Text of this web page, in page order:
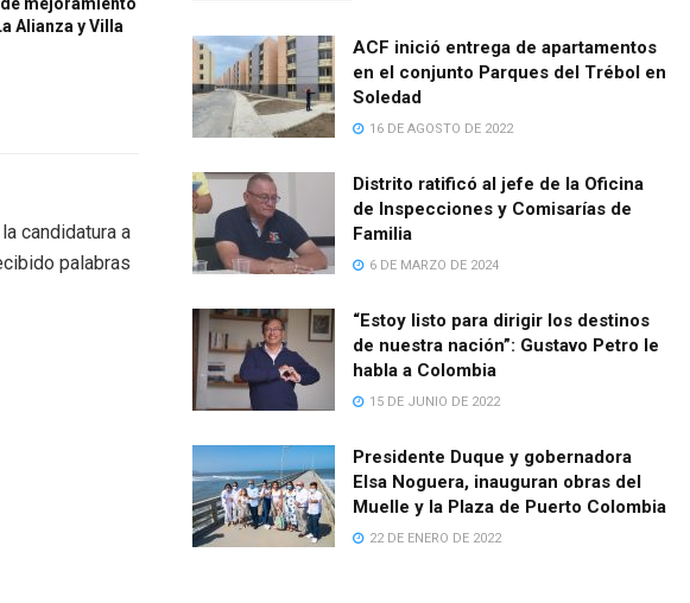
Alianza y Villa
candidatura a
palabras
ACF inició entrega de apartamentos
en el conjunto Parques del Trébol en
Soledad
16 DE AGOSTO DE 2022
Distrito ratificó al jefe de la Oficina
de Inspecciones y Comisarías de
Familia
6 DE MARZO DE 2024
“Estoy listo para dirigir los destinos
de nuestra nación”: Gustavo Petro le
habla a Colombia
15 DE JUNIO DE 2022
Presidente Duque y gobernadora
Elsa Noguera, inauguran obras del
Muelle y la Plaza de Puerto Colombia
22 DE ENERO DE 2022